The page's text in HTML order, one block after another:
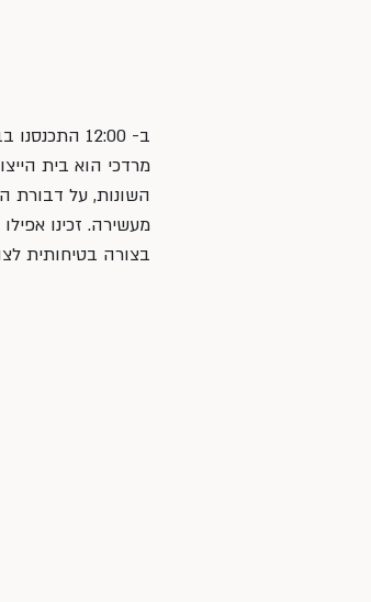
ב- 12:00
מרדכי הוא בית
השונות, על דבורת
מעשירה. זכינו
בצורה בטיחותית